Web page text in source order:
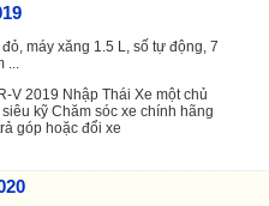
máy xăng 1.5 L, số tự động, 7
V 2019 Nhập Thái Xe một chủ
kỹ Chăm sóc xe chính hãng
góp hoặc đổi xe